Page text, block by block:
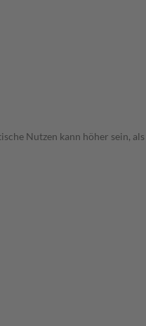
Nutzen kann höher sein,